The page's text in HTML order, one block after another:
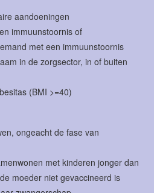
aandoeningen
immuunstoornis of
met een immuunstoornis
in de zorgsector, in of buiten
(BMI >=40)
ongeacht de fase van
met kinderen jonger dan
moeder niet gevaccineerd is